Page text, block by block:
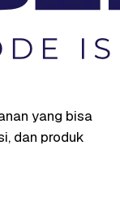
yang bisa
dan produk